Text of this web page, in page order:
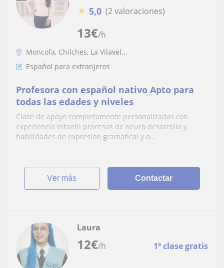
13€/h
★ 5,0 (2 valoraciones)
Moncofa, Chilches, La Vilavel...
Español para extranjeros
Profesora con español nativo Apto para
todas las edades y niveles
Clase de apoyo completamente personalizadas con
experiencia infantil procesos de neuro desarrollo y
habilidades de expresión gramatical y o...
ver más Contactar
12€/h 1ª clase gratis
Laura